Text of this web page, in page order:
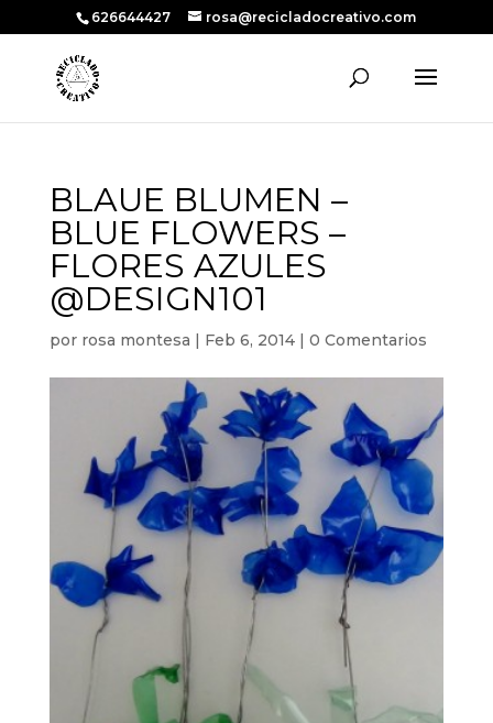
626644427 rosa@recicladocreativo.com
BLAUE BLUMEN –
BLUE FLOWERS –
FLORES AZULES
@DESIGN101
por rosa montesa | Feb 6, 2014| 0 Comentarios